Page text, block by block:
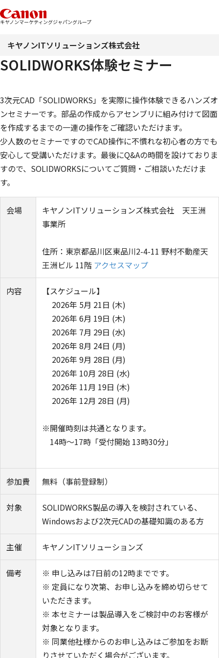
キヤノンマーケティングジャパングループ
キヤノンITソリューションズ株式会社
SOLIDWORKS体験セミナー
3次元CAD「SOLIDWORKS」を実際に操作体験できるハンズオ
ンセミナーです。部品の作成からアセンブリに組み付けて図面
を作成するまでの一連の操作をご確認いただけます。
少人数のセミナーですのでCAD操作に不慣れな初心者の方でも
安心して受講いただけます。最後にQ&Aの時間を設けておりま
すので、SOLIDWORKSについてご質問・ご相談いただけま
す。
会場
キヤノンITソリューションズ株式会社 天王洲
事業所
住所：東京都品川区東品川2-4-11 野村不動産天
王洲ビル 11階 アクセスマップ
内容
【スケジュール】
2026年 5月 21日 (木)
2026年 6月 19日 (木)
2026年 7月 29日 (水)
2026年 8月 24日 (月)
2026年 9月 28日 (月)
2026年 10月 28日 (水)
2026年 11月 19日 (木)
2026年 12月 28日 (月)
※開催時刻は共通となります。
14時～17時「受付開始 13時30分」
参加費 無料（事前登録制）
対象
SOLIDWORKS製品の導入を検討されている、
Windowsおよび2次元CADの基礎知識のある方
主催 キヤノンITソリューションズ
備考
※ 申し込みは7日前の12時までです。
※ 定員になり次第、お申し込みを締め切らせて
いただきます。
※ 本セミナーは製品導入をご検討中のお客様が
対象となります。
※ 同業他社様からのお申し込みはご参加をお断
りさせていただく場合がございます。